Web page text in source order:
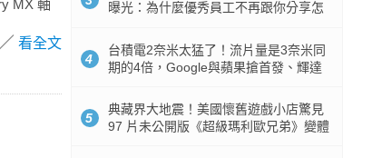
MX 軸
看全文
曝光：為什麼優秀員工不再跟你分享怎
4
台積電2奈米太猛了！流片量是3奈米同
期的4倍，Google與蘋果搶首發、輝達
5
典藏界大地震！美國懷舊遊戲小店驚見
97 片未公開版《超級瑪利歐兄弟》變體